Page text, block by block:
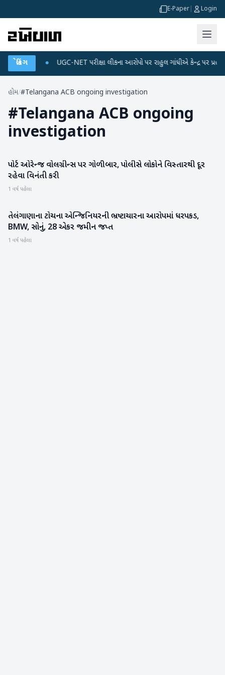
E-Paper Login
બ્રેકિંગ
પ્લાન UGC-NET પરીક્ષા લીકના આરોપો પર રાહુલ ગાંધીએ કેન્દ્ર પર પ્રહાર
હોમ/#Telangana ACB ongoing investigation
#Telangana ACB ongoing
investigation
આંતરરાષ્ટ્રીય
પોર્ટ ઓરેન્જ વોલગ્રીન્સ પર ગોળીબાર, પોલીસે લોકોને વિસ્તારથી દૂર
રહેવા વિનંતી કરી
1 વર્ષ પહેલા
રાષ્ટ્રીય
તેલંગાણાના ટોચના એન્જિનિયરની ભ્રષ્ટાચારના આરોપમાં ધરપકડ,
BMW, સોનું, 28 એકર જમીન જપ્ત
1 વર્ષ પહેલા